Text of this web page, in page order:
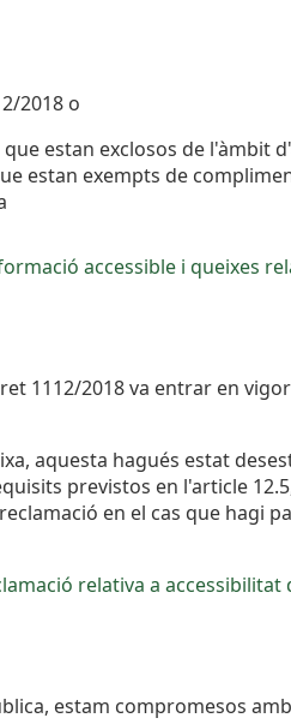
2018 o
estan exclosos de l'àmbit
estan exempts de
accessible i queixes
1112/2018 va entrar en
aquesta hagués estat
previstos en l'article
en el cas que hagi
relativa a accessibilitat
estam compromesos